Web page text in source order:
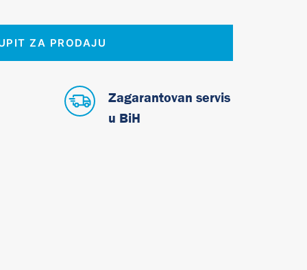
ZA PRODAJU
Zagarantovan servis
u BiH